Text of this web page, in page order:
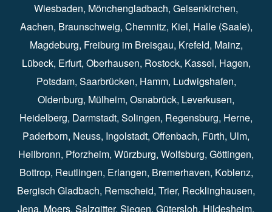
Wiesbaden⁠⁠, Mönchengladbach⁠, Gelsenkirchen⁠⁠,
Aachen⁠⁠, Braunschweig⁠, Chemnitz⁠⁠, Kiel⁠, Halle (Saale)⁠⁠,
Magdeburg⁠, Freiburg im Breisgau⁠⁠, Krefeld⁠⁠, Mainz⁠⁠,
Lübeck⁠, Erfurt⁠, Oberhausen⁠⁠, Rostock⁠⁠, Kassel⁠⁠, Hagen⁠,
Potsdam⁠, Saarbrücken⁠⁠, Hamm⁠, Ludwigshafen⁠,
Oldenburg⁠, Mülheim⁠, Osnabrück⁠⁠, Leverkusen⁠,
Heidelberg⁠, Darmstadt⁠⁠, Solingen⁠, Regensburg⁠, Herne⁠⁠,
Paderborn⁠, Neuss⁠, Ingolstadt⁠, Offenbach, Fürth⁠⁠, Ulm⁠⁠,
Heilbronn⁠, Pforzheim⁠, Würzburg⁠, Wolfsburg⁠⁠, Göttingen⁠,
Bottrop⁠, Reutlingen⁠, Erlangen⁠⁠, Bremerhaven⁠, Koblenz⁠,
Bergisch Gladbach⁠, Remscheid⁠⁠, Trier⁠⁠, Recklinghausen⁠,
Jena⁠⁠, Moers⁠⁠, Salzgitter⁠⁠, Siegen⁠⁠, Gütersloh⁠, Hildesheim⁠⁠,